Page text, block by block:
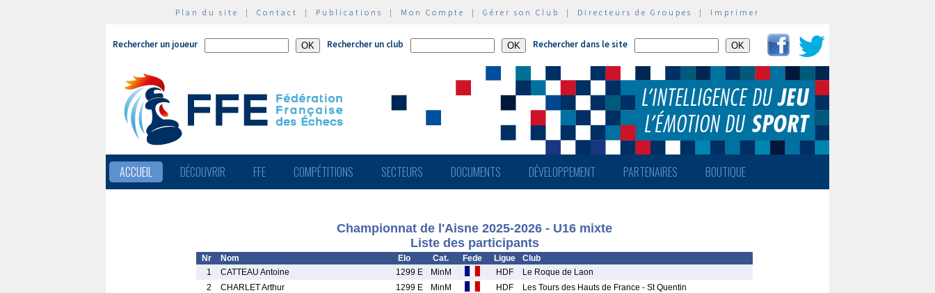
Plan du site | Contact | Publications | Mon Compte | Gérer son Club | Directeurs de Groupes | Imprimer
Rechercher un joueur Rechercher un club Rechercher dans le site
ACCUEIL DÉCOUVRIR FFE COMPÉTITIONS SECTEURS DOCUMENTS DÉVELOPPEMENT PARTENAIRES BOUTIQUE
Championnat de l'Aisne 2025-2026 - U16 mixte
Liste des participants
Nr Nom Elo Cat. Fede Ligue
Club
1
CATTEAU Antoine 1299 E MinM HDF
Le Roque de Laon
2
CHARLET Arthur 1299 E MinM HDF
Les Tours des Hauts de France - St Quentin